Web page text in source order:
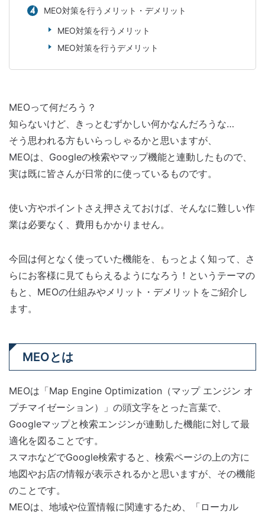
MEO対策を行うメリット・デメリット
MEO対策を行うメリット
MEO対策を行うデメリット
MEOって何だろう？
知らないけど、きっとむずかしい何かなんだろうな…
そう思われる方もいらっしゃるかと思いますが、
MEOは、Googleの検索やマップ機能と連動したもので、
実は既に皆さんが日常的に使っているものです。
使い方やポイントさえ押さえておけば、そんなに難しい作
業は必要なく、費用もかかりません。
今回は何となく使っていた機能を、もっとよく知って、さ
らにお客様に見てもらえるようになろう！というテーマの
もと、MEOの仕組みやメリット・デメリットをご紹介し
ます。
MEOとは
MEOは「Map Engine Optimization（マップ エンジン オ
プチマイゼーション）」の頭文字をとった言葉で、
Googleマップと検索エンジンが連動した機能に対して最
適化を図ることです。
スマホなどでGoogle検索すると、検索ページの上の方に
地図やお店の情報が表示されるかと思いますが、その機能
のことです。
MEOは、地域や位置情報に関連するため、「ローカル